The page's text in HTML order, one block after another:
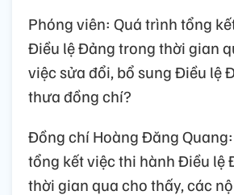
Phóng viên: Quá trình tổng
Điều lệ Đảng trong thời gian
việc sửa đổi, bổ sung Điều lệ
thưa đồng chí?
Đồng chí Hoàng Đăng
tổng kết việc thi hành Điều lệ
thời gian qua cho thấy, các